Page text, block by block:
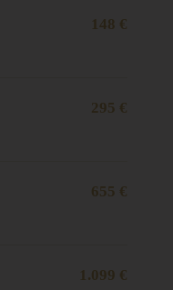
148 €
295 €
655 €
1.099 €